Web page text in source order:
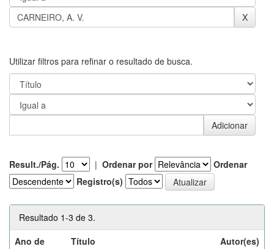
Utilizar filtros para refinar o resultado de busca.
Result./Pág. | Ordenar por
Ordenar
Registro(s)
Resultado 1-3 de 3.
Ano de
Título Autor(es)